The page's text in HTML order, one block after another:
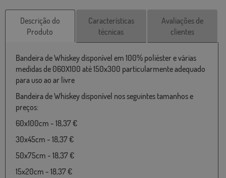
Descrição do
Produto
Características
técnicas
Avaliações de
clientes
Bandeira de Whiskey disponível em 100% poliéster e várias
medidas de 060X100 até 150x300 particularmente adequado
para uso ao ar livre
Bandeira de Whiskey disponível nos seguintes tamanhos e
preços:
60x100cm - 18,37 €
30x45cm - 18,37 €
50x75cm - 18,37 €
15x20cm - 18,37 €